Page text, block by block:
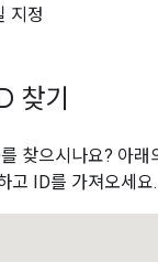
지정
찾기
찾으시나요? 아래
고 ID를 가져오세요.